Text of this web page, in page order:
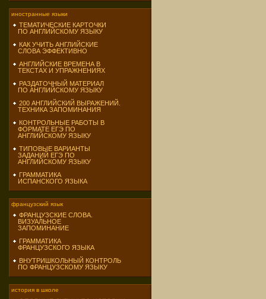
иностранные языки
ТЕМАТИЧЕСКИЕ КАРТОЧКИ
ПО АНГЛИЙСКОМУ ЯЗЫКУ
КАК УЧИТЬ АНГЛИЙСКИЕ
СЛОВА ЭФФЕКТИВНО
АНГЛИЙСКИЕ ВРЕМЕНА В
ТЕКСТАХ И УПРАЖНЕНИЯХ
РАЗДАТОЧНЫЙ МАТЕРИАЛ
ПО АНГЛИЙСКОМУ ЯЗЫКУ
200 АНГЛИЙСКИЙ ВЫРАЖЕНИЙ.
ТЕХНИКА ЗАПОМИНАНИЯ
КОНТРОЛЬНЫЕ РАБОТЫ В
ФОРМАТЕ ЕГЭ ПО
АНГЛИЙСКОМУ ЯЗЫКУ
ТИПОВЫЕ ВАРИАНТЫ
ЗАДАНИЙ ЕГЭ ПО
АНГЛИЙСКОМУ ЯЗЫКУ
ГРАММАТИКА
ИСПАНСКОГО ЯЗЫКА
французский язык
ФРАНЦУЗСКИЕ СЛОВА.
ВИЗУАЛЬНОЕ
ЗАПОМИНАНИЕ
ГРАММАТИКА
ФРАНЦУЗСКОГО ЯЗЫКА
ВНУТРИШКОЛЬНЫЙ КОНТРОЛЬ
ПО ФРАНЦУЗСКОМУ ЯЗЫКУ
история в школе